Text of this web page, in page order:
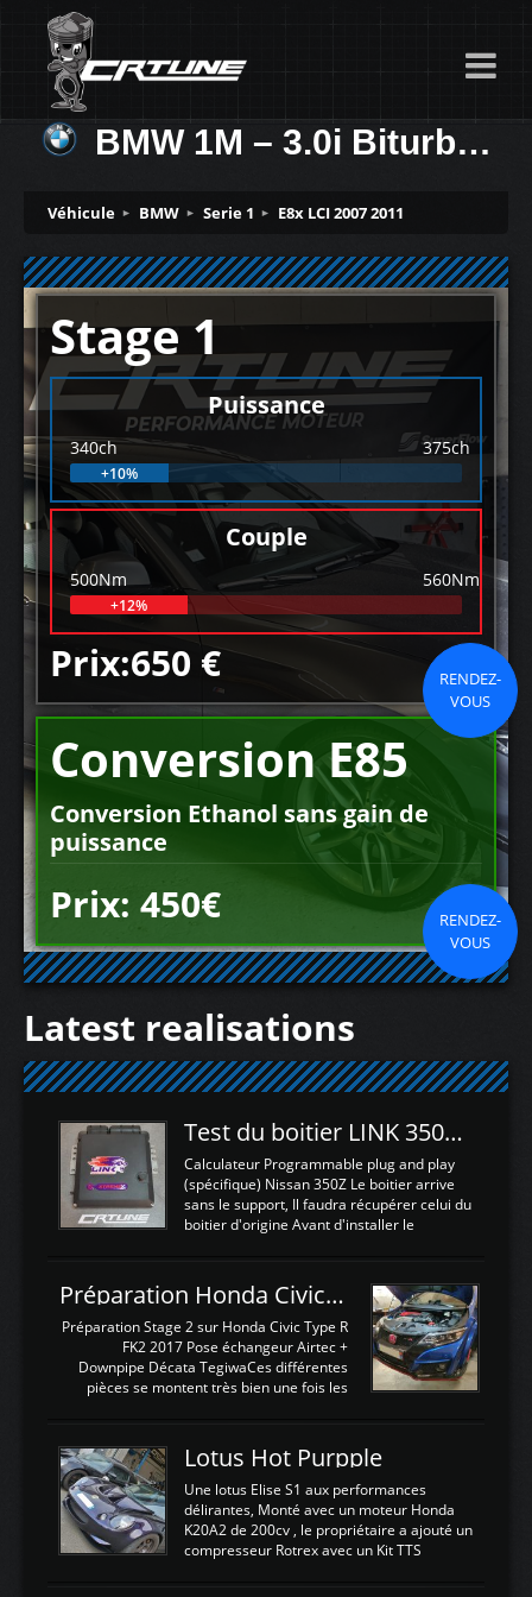
BMW 1M – 3.0i Biturbo 340ch
Véhicule BMW Serie 1 E8x LCI 2007 2011
Stage 1
Puissance
340ch 375ch
+10%
Couple
500Nm 560Nm
+12%
Prix:650 €
RENDEZ-
VOUS
Conversion E85
Conversion Ethanol sans gain de
puissance
Prix: 450€
RENDEZ-
VOUS
Latest realisations
Test du boitier LINK 350Z Plugin ECU
Calculateur Programmable plug and play
(spécifique) Nissan 350Z Le boitier arrive
sans le support, Il faudra récupérer celui du
boitier d'origine Avant d'installer le
d'envoyer l'information de la large bande
dans le boitier. sydney sweeney deepfake
La sortie 0-5V de l'afr sera connectée sur
l'entrée AN Volt 8 et GndAN pour
Analogique, et Volt car l'information est une
tension (Pas une résistance variable d'un
est temps de brancher le ...
Préparation Honda Civic Type R FK2
Préparation Stage 2 sur Honda Civic Type R
FK2 2017 Pose échangeur Airtec +
Downpipe Décata TegiwaCes différentes
pièces se montent très bien une fois les
légere découpe du plastique inferieur,
negénant en rien la structure ou le
fonctionnement du fond plat. Une
reprogrammation Stage 2 est faite sur le
calculateur d'origine. Une alternative
économique au passage sur Hondata
d'origine 310cv et 400Nn , Une fois
Lotus Hot Purpple
Une lotus Elise S1 aux performances
délirantes, Monté avec un moteur Honda
K20A2 de 200cv , le propriétaire a ajouté un
compresseur Rotrex avec un Kit TTS